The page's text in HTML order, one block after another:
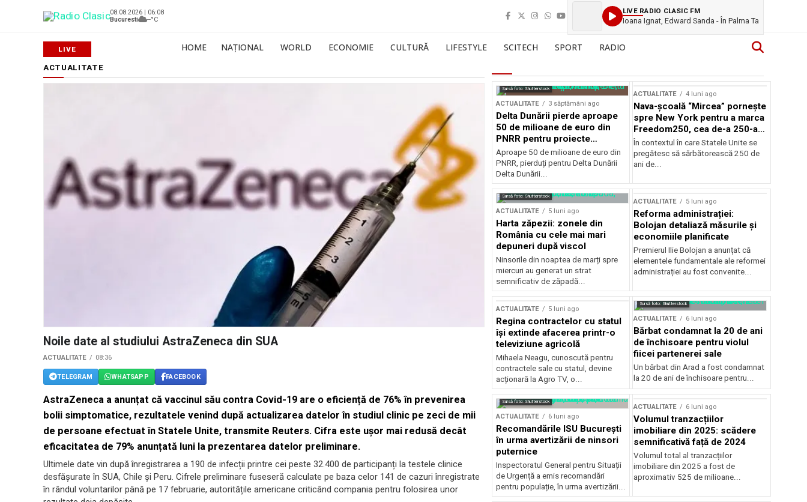
08.08.2026 | 06:08
Bucuresti
--°C
LIVE RADIO CLASIC FM
Ioana Ignat, Edward Sanda - În Palma Ta
HOME NAȚIONAL WORLD ECONOMIE CULTURĂ LIFESTYLE SCITECH SPORT RADIO
ACTUALITATE
Noile date al studiului AstraZeneca din SUA
ACTUALITATE 08:36
TELEGRAM WHATSAPP FACEBOOK
AstraZeneca a anunțat că vaccinul său contra Covid-19 are o eficiență de 76% în prevenirea
bolii simptomatice, rezultatele venind după actualizarea datelor în studiul clinic pe zeci de mii
de persoane efectuat în Statele Unite, transmite Reuters. Cifra este ușor mai redusă decât
eficacitatea de 79% anunțată luni la prezentarea datelor preliminare.
Ultimele date vin după înregistrarea a 190 de infecții printre cei peste 32.400 de participanți la testele clinice
desfășurate în SUA, Chile și Peru. Cifrele preliminare fuseseră calculate pe baza celor 141 de cazuri înregistrate
în rândul voluntarilor până pe 17 februarie, autoritățile americane criticând compania pentru folosirea unor
Sursă foto: Shutterstock
ACTUALITATE 3 săptămâni ago
Delta Dunării pierde aproape
50 de milioane de euro din
PNRR pentru proiecte
esențiale
Aproape 50 de milioane de euro din
PNRR, pierduți pentru Delta Dunării
Delta Dunării...
ACTUALITATE 4 luni ago
Nava-școală “Mircea” pornește
spre New York pentru a marca
Freedom250, cea de-a 250-a
aniversare a Statelor Unite
În contextul în care Statele Unite se
pregătesc să sărbătorească 250 de
ani de...
Sursă foto: Shutterstock
ACTUALITATE 5 luni ago
Harta zăpezii: zonele din
România cu cele mai mari
depuneri după viscol
Ninsorile din noaptea de marți spre
miercuri au generat un strat
semnificativ de zăpadă...
ACTUALITATE 5 luni ago
Reforma administrației:
Bolojan detaliază măsurile și
economiile planificate
Premierul Ilie Bolojan a anunțat că
elementele fundamentale ale reformei
administrației au fost convenite...
ACTUALITATE 5 luni ago
Regina contractelor cu statul
își extinde afacerea printr-o
televiziune agricolă
Mihaela Neagu, cunoscută pentru
contractele sale cu statul, devine
acționară la Agro TV, o...
Sursă foto: Shutterstock
ACTUALITATE 6 luni ago
Bărbat condamnat la 20 de ani
de închisoare pentru violul
fiicei partenerei sale
Un bărbat din Arad a fost condamnat
la 20 de ani de închisoare pentru...
Sursă foto: Shutterstock
ACTUALITATE 6 luni ago
Recomandările ISU București
în urma avertizării de ninsori
puternice
Inspectoratul General pentru Situații
de Urgență a emis recomandări
pentru populație, în urma avertizării...
ACTUALITATE 6 luni ago
Volumul tranzacțiilor
imobiliare din 2025: scădere
semnificativă față de 2024
Volumul total al tranzacțiilor
imobiliare din 2025 a fost de
aproximativ 525 de milioane...